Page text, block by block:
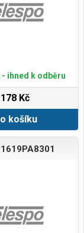
ihned k odběru
178 Kč
košíku